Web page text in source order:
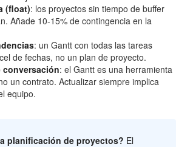
(float): los proyectos sin tiempo de buffer
Añade 10-15% de contingencia en la
: un Gantt con todas las tareas
de fechas, no un plan de proyecto.
conversación: el Gantt es una herramienta
un contrato. Actualizar siempre implica
equipo.
planificación de proyectos? El